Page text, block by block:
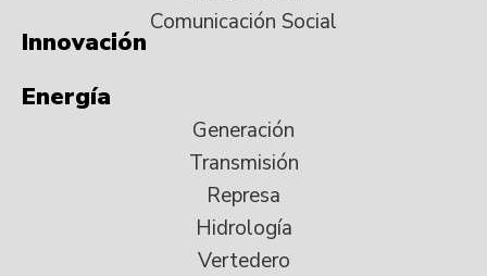
Comunicación Social
Innovación
Energía
Generación
Transmisión
Represa
Hidrología
Vertedero